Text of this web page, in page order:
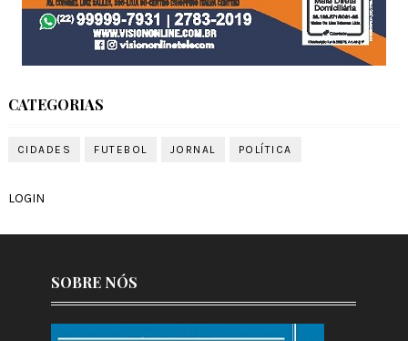
CATEGORIAS
CIDADES FUTEBOL JORNAL POLÍTICA
LOGIN
SOBRE NÓS